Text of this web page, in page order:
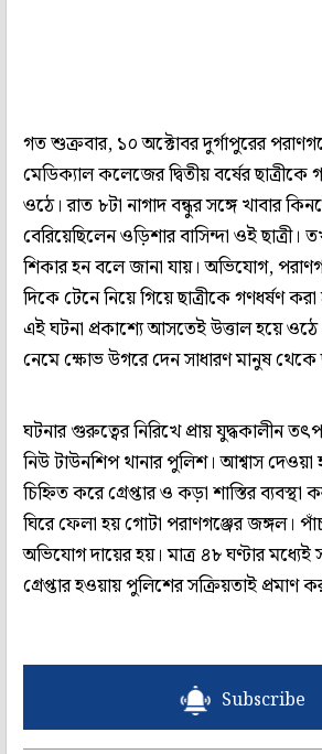
গত শুক্রবার, ১০ অক্টোবর দুর্গাপুরের
মেডিক্যাল কলেজের দ্বিতীয় বর্ষের
ওঠে। রাত ৮টা নাগাদ বন্ধুর সঙ্গে খাবার
বেরিয়েছিলেন ওড়িশার বাসিন্দা ওই ছাত্রী।
শিকার হন বলে জানা যায়। অভিযোগ,
দিকে টেনে নিয়ে গিয়ে ছাত্রীকে গণধর্ষণ
এই ঘটনা প্রকাশ্যে আসতেই উত্তাল হয়ে ওঠে
নেমে ক্ষোভ উগরে দেন সাধারণ মানুষ থেকে
ঘটনার গুরুত্বের নিরিখে প্রায় যুদ্ধকালীন
নিউ টাউনশিপ থানার পুলিশ। আশ্বাস
চিহ্নিত করে গ্রেপ্তার ও কড়া শাস্তির ব্যবস্থা
ঘিরে ফেলা হয় গোটা পরাণগঞ্জের জঙ্গল।
অভিযোগ দায়ের হয়। মাত্র ৪৮ ঘণ্টার
গ্রেপ্তার হওয়ায় পুলিশের সক্রিয়তাই প্রমাণ
Subscribe